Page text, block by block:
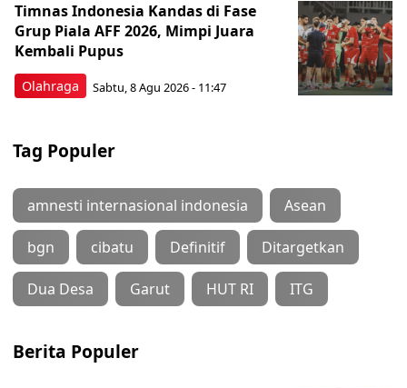
Olahraga
Timnas Indonesia Kandas di Fase
Grup Piala AFF 2026, Mimpi Juara
Kembali Pupus
Sabtu, 8 Agu 2026 - 11:47
Tag Populer
amnesti internasional indonesia Asean
bgn cibatu Definitif Ditargetkan
Dua Desa Garut HUT RI ITG
Berita Populer